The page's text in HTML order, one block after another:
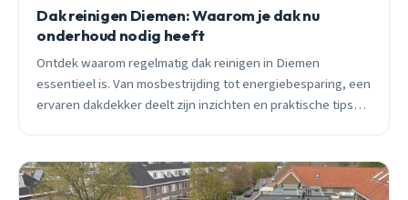
Dak reinigen Diemen: Waarom je dak nu
onderhoud nodig heeft
Ontdek waarom regelmatig dak reinigen in Diemen
essentieel is. Van mosbestrijding tot energiebesparing, een
ervaren dakdekker deelt zijn inzichten en praktische tips